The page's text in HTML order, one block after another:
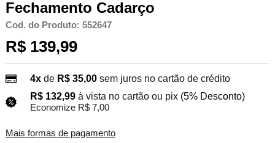
Fechamento Cadarço
Cod. do Produto: 552647
R$ 139,99
4xde R$ 35,00 sem juros no cartão de crédito
R$ 132,99 à vista no cartão ou pix (5% Desconto)
Economize R$ 7,00
Mais formas de pagamento